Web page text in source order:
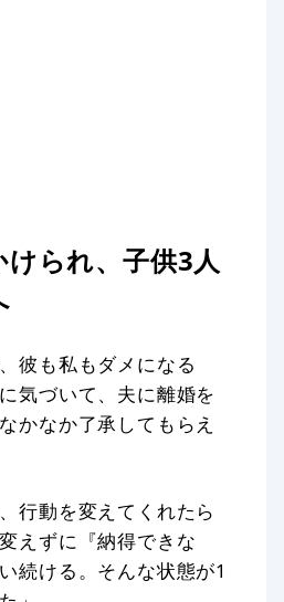
られ、子供3人
彼も私もダメになる
気づいて、夫に離婚を
かなか了承してもらえ
行動を変えてくれたら
えずに『納得できな
続ける。そんな状態が1